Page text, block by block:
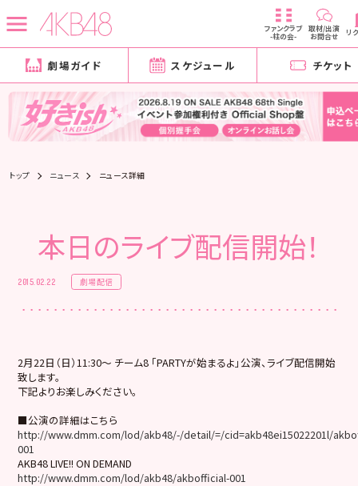
ファンクラブ
-柱の会-
取材/出演
お問合せ リ
劇場ガイド スケジュール チケット
トップ ニュース ニュース詳細
本日のライブ配信開始！
2015.02.22 劇場配信
2月22日（日）11:30～ チーム8 「PARTYが始まるよ」公演、ライブ配信開始
致します。
下記よりお楽しみください。
■公演の詳細はこちら
http://www.dmm.com/lod/akb48/-/detail/=/cid=akb48ei15022201l/
001
AKB48 LIVE!! ON DEMAND
http://www.dmm.com/lod/akb48/akbofficial-001